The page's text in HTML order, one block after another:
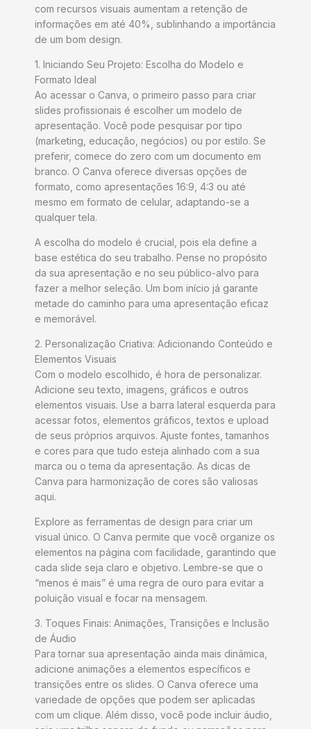
com recursos visuais aumentam a retenção de
informações em até 40%, sublinhando a importância
de um bom design.
1. Iniciando Seu Projeto: Escolha do Modelo e
Formato Ideal
Ao acessar o Canva, o primeiro passo para criar
slides profissionais é escolher um modelo de
apresentação. Você pode pesquisar por tipo
(marketing, educação, negócios) ou por estilo. Se
preferir, comece do zero com um documento em
branco. O Canva oferece diversas opções de
formato, como apresentações 16:9, 4:3 ou até
mesmo em formato de celular, adaptando-se a
qualquer tela.
A escolha do modelo é crucial, pois ela define a
base estética do seu trabalho. Pense no propósito
da sua apresentação e no seu público-alvo para
fazer a melhor seleção. Um bom início já garante
metade do caminho para uma apresentação eficaz
e memorável.
2. Personalização Criativa: Adicionando Conteúdo e
Elementos Visuais
Com o modelo escolhido, é hora de personalizar.
Adicione seu texto, imagens, gráficos e outros
elementos visuais. Use a barra lateral esquerda para
acessar fotos, elementos gráficos, textos e upload
de seus próprios arquivos. Ajuste fontes, tamanhos
e cores para que tudo esteja alinhado com a sua
marca ou o tema da apresentação. As dicas de
Canva para harmonização de cores são valiosas
aqui.
Explore as ferramentas de design para criar um
visual único. O Canva permite que você organize os
elementos na página com facilidade, garantindo que
cada slide seja claro e objetivo. Lembre-se que o
“menos é mais” é uma regra de ouro para evitar a
poluição visual e focar na mensagem.
3. Toques Finais: Animações, Transições e Inclusão
de Áudio
Para tornar sua apresentação ainda mais dinâmica,
adicione animações a elementos específicos e
transições entre os slides. O Canva oferece uma
variedade de opções que podem ser aplicadas
com um clique. Além disso, você pode incluir áudio,